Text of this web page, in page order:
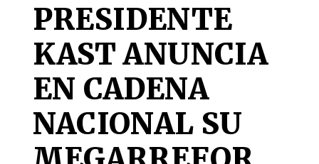
PRESIDENTE
KAST ANUNCIA
EN CADENA
NACIONAL SU